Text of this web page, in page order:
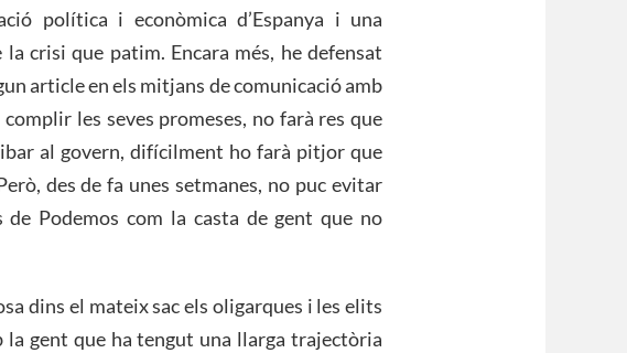
política i econòmica d’Espanya i una
crisi que patim. Encara més, he defensat
article en els mitjans de comunicació amb
les seves promeses, no farà res que
al govern, difícilment ho farà pitjor que
des de fa unes setmanes, no puc evitar
Podemos com la casta de gent que no
dins el mateix sac els oligarques i les elits
gent que ha tengut una llarga trajectòria